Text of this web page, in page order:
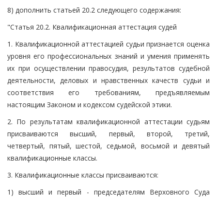
8) дополнить статьей 20.2 следующего содержания:
"Статья 20.2. Квалификационная аттестация судей
1. Квалификационной аттестацией судьи признается оценка
уровня его профессиональных знаний и умения применять
их при осуществлении правосудия, результатов судебной
деятельности, деловых и нравственных качеств судьи и
соответствия его требованиям, предъявляемым
настоящим Законом и кодексом судейской этики.
2. По результатам квалификационной аттестации судьям
присваиваются высший, первый, второй, третий,
четвертый, пятый, шестой, седьмой, восьмой и девятый
квалификационные классы.
3. Квалификационные классы присваиваются:
1) высший и первый - председателям Верховного Суда